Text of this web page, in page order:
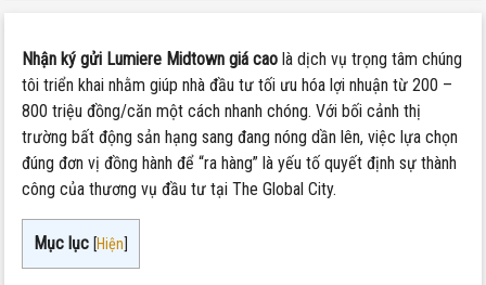
Nhận ký gửi Lumiere Midtown giá cao là dịch vụ trọng tâm chúng
tôi triển khai nhằm giúp nhà đầu tư tối ưu hóa lợi nhuận từ 200 –
800 triệu đồng/căn một cách nhanh chóng. Với bối cảnh thị
trường bất động sản hạng sang đang nóng dần lên, việc lựa chọn
đúng đơn vị đồng hành để “ra hàng” là yếu tố quyết định sự thành
công của thương vụ đầu tư tại The Global City.
Mục lục [Hiện]